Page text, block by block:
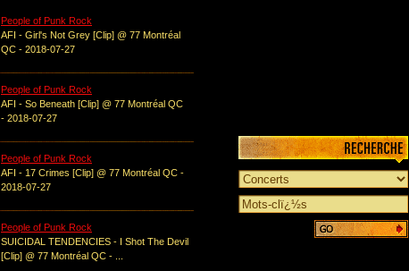
People of Punk Rock
AFI - Girl's Not Grey [Clip] @ 77 Montréal
QC - 2018-07-27
People of Punk Rock
AFI - So Beneath [Clip] @ 77 Montréal QC
- 2018-07-27
People of Punk Rock
AFI - 17 Crimes [Clip] @ 77 Montréal QC -
2018-07-27
People of Punk Rock
SUICIDAL TENDENCIES - I Shot The Devil
[Clip] @ 77 Montréal QC - ...